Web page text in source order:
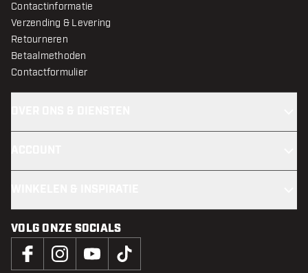
Contactinformatie
Verzending & Levering
Retourneren
Betaalmethoden
Contactformulier
VOLG ONZE SOCIALS